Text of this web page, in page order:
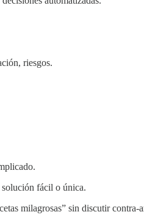
riesgos.
solución fácil o única.
milagrosas” sin discutir